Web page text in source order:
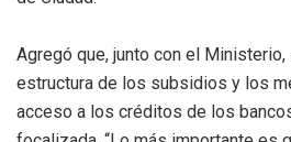
Agregó que, junto con el
estructura de los subsidios y los
acceso a los créditos de los